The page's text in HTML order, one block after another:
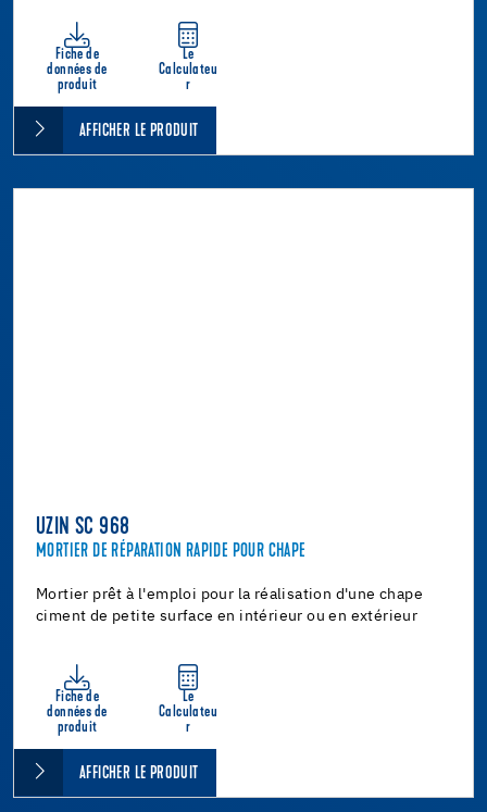
Fiche de
données de
produit
Le
Calculateu
r
AFFICHER LE PRODUIT
UZIN SC 968
MORTIER DE RÉPARATION RAPIDE POUR CHAPE
Mortier prêt à l'emploi pour la réalisation d'une chape
ciment de petite surface en intérieur ou en extérieur
Fiche de
données de
produit
Le
Calculateu
r
AFFICHER LE PRODUIT